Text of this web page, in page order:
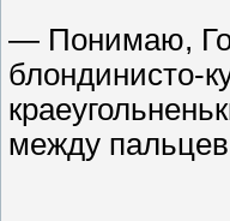
— Понимаю,
блондинисто-
между